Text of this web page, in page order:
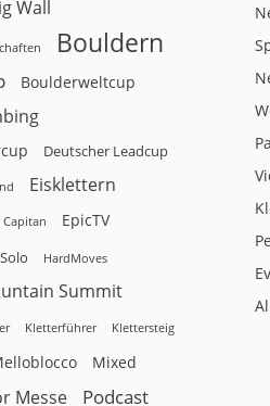
Wall
Bouldern
Boulderweltcup
Deutscher Leadcup
Eisklettern
Capitan EpicTV
HardMoves
Summit
Kletterführer Klettersteig
Mixed
Messe Podcast